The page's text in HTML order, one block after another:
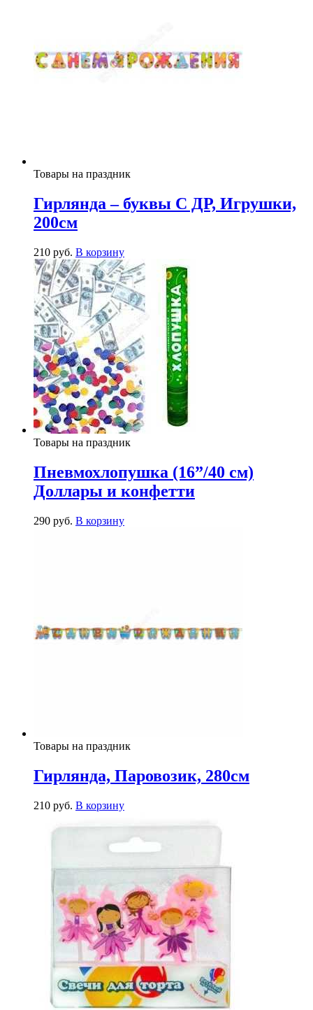
Товары на праздник
Гирлянда – буквы С ДР, Игрушки,
200см
210 руб. В корзину
Товары на праздник
Пневмохлопушка (16”/40 см)
Доллары и конфетти
290 руб. В корзину
Товары на праздник
Гирлянда, Паровозик, 280см
210 руб. В корзину